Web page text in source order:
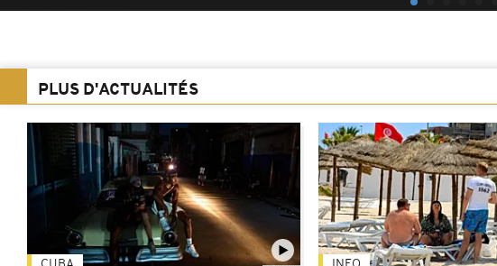
PLUS D'ACTUALITÉS